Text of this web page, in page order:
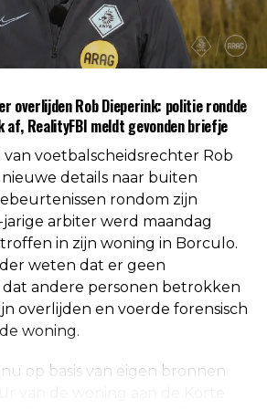
van andere
is die mogelijkheid volgens de
mededelingen gedaan over
in de Nederlandse
van Rob Dieperink verliest het
een scheidsrechter die
op het hoogste niveau.
en werkte zich stap voor stap
overlijden Rob Dieperink: politie rondde
af, RealityFBI meldt gevonden briefje
van voetbalscheidsrechter Rob
details naar buiten
rondom zijn
arbiter werd maandag
in zijn woning in Borculo.
weten dat er geen
dat andere personen betrokken
overlijden en voerde forensisch
woning.
op basis van eigen bronnen